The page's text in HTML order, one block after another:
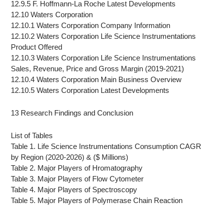
12.9.5 F. Hoffmann-La Roche Latest Developments
12.10 Waters Corporation
12.10.1 Waters Corporation Company Information
12.10.2 Waters Corporation Life Science Instrumentations
Product Offered
12.10.3 Waters Corporation Life Science Instrumentations
Sales, Revenue, Price and Gross Margin (2019-2021)
12.10.4 Waters Corporation Main Business Overview
12.10.5 Waters Corporation Latest Developments
13 Research Findings and Conclusion
List of Tables
Table 1. Life Science Instrumentations Consumption CAGR
by Region (2020-2026) & ($ Millions)
Table 2. Major Players of Hromatography
Table 3. Major Players of Flow Cytometer
Table 4. Major Players of Spectroscopy
Table 5. Major Players of Polymerase Chain Reaction